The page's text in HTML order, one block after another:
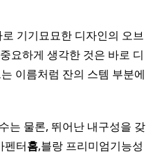
기기묘묘한 디자인의 오브
요하게 생각한 것은 바로 디
이름처럼 잔의 스템 부분에
는 물론, 뛰어난 내구성을 갖
펜터홈,블랑 프리미엄기능성